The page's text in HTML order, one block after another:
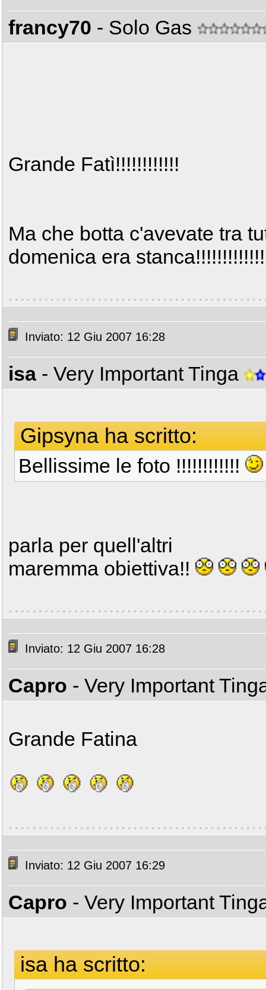
francy70 - Solo Gas
Grande Fatì!!!!!!!!!!!!
Ma che botta c'avevate tra
domenica era
Inviato: 12 Giu 2007 16:28
isa - Very Important Tinga
Gipsyna ha scritto:
Bellissime le foto !!!!!!!!!!!!
parla per quell'altri
maremma obiettiva!!
Inviato: 12 Giu 2007 16:28
Capro - Very Important
Grande Fatina
Inviato: 12 Giu 2007 16:29
Capro - Very Important
isa ha scritto: